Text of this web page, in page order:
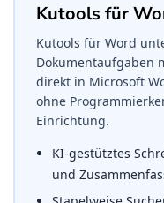
Kutools für
Kutools für Word
Dokumentaufgaben
direkt in Microsoft
ohne
Einrichtung.
KI-gestütztes
und